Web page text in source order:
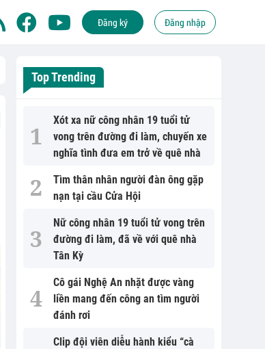
Đăng ký Đăng nhập
Top Trending
Xót xa nữ công nhân 19 tuổi tử
vong trên đường đi làm, chuyến xe
nghĩa tình đưa em trở về quê nhà
Tìm thân nhân người đàn ông gặp
nạn tại cầu Cửa Hội
Nữ công nhân 19 tuổi tử vong trên
đường đi làm, đã về với quê nhà
Tân Kỳ
Cô gái Nghệ An nhặt được vàng
liền mang đến công an tìm người
đánh rơi
Clip đội viên diễu hành kiểu “cà